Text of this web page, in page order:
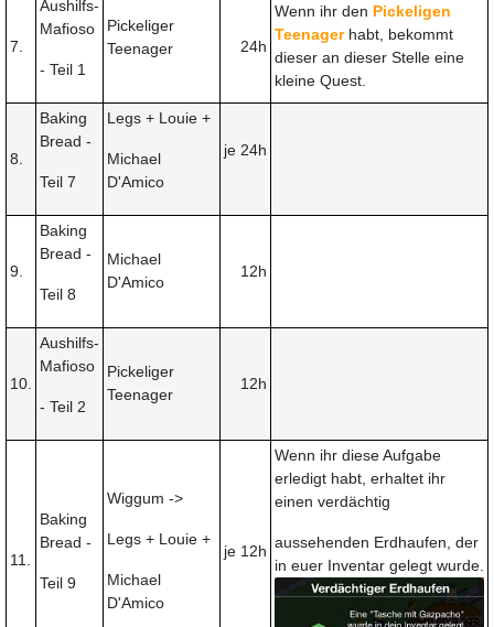
7.
Aushilfs-
Mafioso
- Teil 1
Pickeliger
Teenager
24h
Wenn ihr den Pickeligen
Teenagerhabt, bekommt
dieser an dieser Stelle eine
kleine Quest.
8.
Baking
Bread -
Teil 7
Legs + Louie +
Michael
D'Amico
je 24h
9.
Baking
Bread -
Teil 8
Michael
D'Amico
12h
10.
Aushilfs-
Mafioso
- Teil 2
Pickeliger
Teenager
12h
11.
Baking
Bread -
Teil 9
Wiggum ->
Legs + Louie +
Michael
D'Amico
je 12h
Wenn ihr diese Aufgabe
erledigt habt, erhaltet ihr
einen verdächtig
aussehenden Erdhaufen, der
in euer Inventar gelegt wurde.